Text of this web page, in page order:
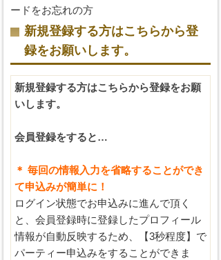
ードをお忘れの方
新規登録する方はこちらから登
録をお願いします。
新規登録する方はこちらから登録をお願
いします。
会員登録をすると…
＊ 毎回の情報入力を省略することができ
て申込みが簡単に！
ログイン状態でお申込みに進んで頂く
と、会員登録時に登録したプロフィール
情報が自動反映するため、【3秒程度】で
パーティー申込みをすることができま